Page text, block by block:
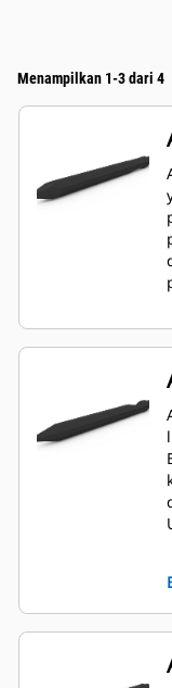
Menampilkan 1-3 dari 4